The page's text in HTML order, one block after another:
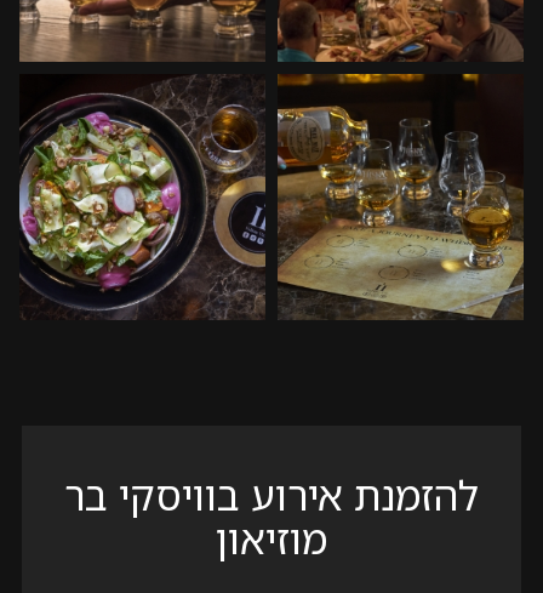
לפתיחת
התמונה
בגדול
-
+
התמונה
בגדול
-
+
להזמנת אירוע בוויסקי בר
מוזיאון